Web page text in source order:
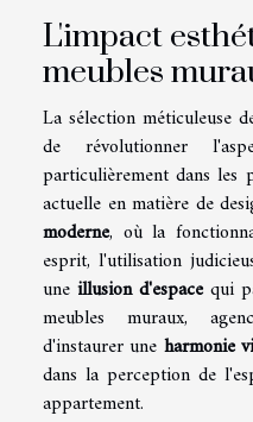
L'impact
meubles
La sélection méticuleuse
de révolutionner
particulièrement dans les
actuelle en matière de
moderne, où la
esprit, l'utilisation
une illusion d'espacequi
meubles muraux,
d'instaurer une harmonie
dans la perception de
appartement.